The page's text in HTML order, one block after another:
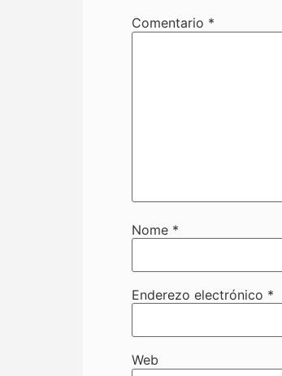
Comentario *
Nome *
Enderezo electrónico *
Web